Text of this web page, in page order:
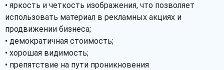
• яркость и четкость изображения, что позволяет
использовать материал в рекламных акциях и
продвижении бизнеса;
• демократичная стоимость;
• хорошая видимость;
• препятствие на пути проникновения